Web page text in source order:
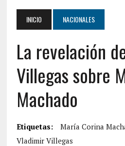
INICIO NACIONALES
La revelación
Villegas sobre
Machado
Etiquetas:
María Corina
Vladimir Villegas